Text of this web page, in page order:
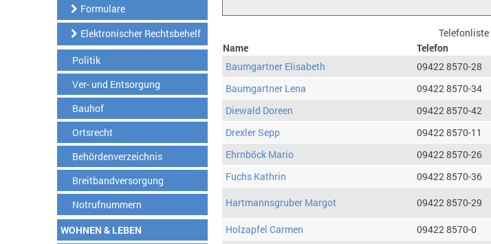
Formulare
Elektronischer Rechtsbehelf
Politik
Ver- und Entsorgung
Bauhof
Ortsrecht
Behördenverzeichnis
Breitbandversorgung
Notrufnummern
WOHNEN & LEBEN
Name
Telefon
Baumgartner Elisabeth
09422 8570-28
Baumgartner Lena
09422 8570-34
Diewald Doreen
09422 8570-42
Drexler Sepp
09422 8570-11
Ehrnböck Mario
09422 8570-26
Fuchs Kathrin
09422 8570-36
Hartmannsgruber Margot
09422 8570-29
Holzapfel Carmen
09422 8570-0